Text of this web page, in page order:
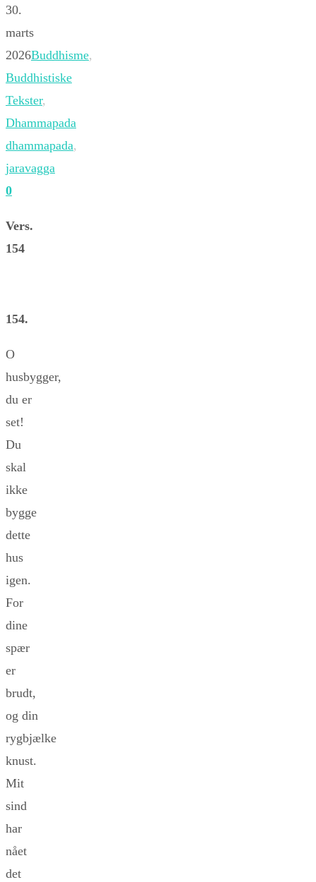
30.
marts
2026Buddhisme,
Buddhistiske
Tekster,
Dhammapada
dhammapada,
jaravagga
0
Vers.
154
154.
O
husbygger,
du er
set!
Du
skal
ikke
bygge
dette
hus
igen.
For
dine
spær
er
brudt,
og din
rygbjælke
knust.
Mit
sind
har
nået
det